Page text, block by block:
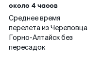
около 4 часов
Среднее время
перелета из Череповца
Горно-Алтайск без
пересадок